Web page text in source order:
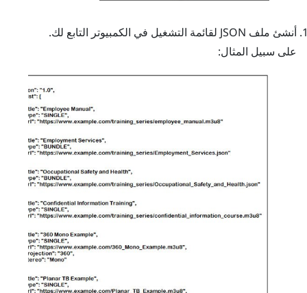
أنشئ ملف JSON لقائمة التشغيل في الكمبيوتر التابع لك.
على سبيل المثال: